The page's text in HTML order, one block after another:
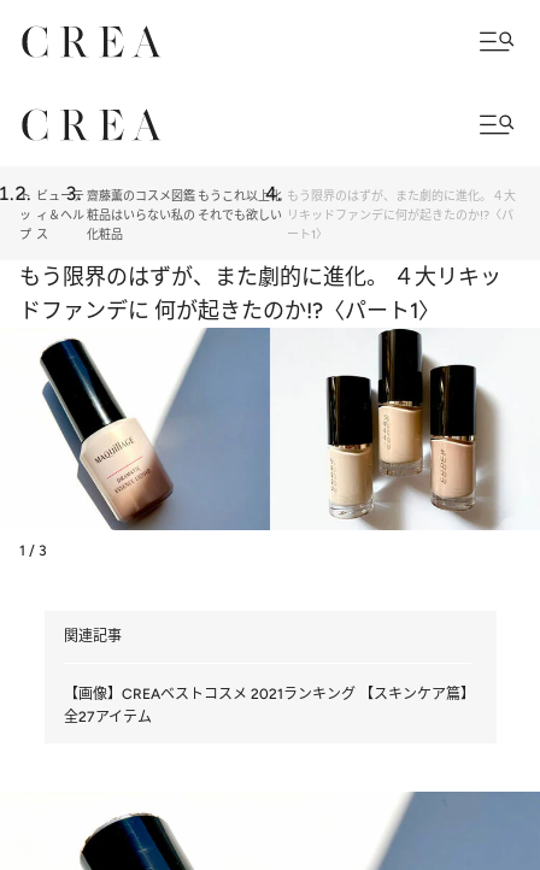
ト
ッ
プ
ビューテ
ィ＆ヘル
ス
齋藤薫のコスメ図鑑 もうこれ以上化
粧品はいらない私の それでも欲しい
化粧品
もう限界のはずが、また劇的に進化。４大
リキッドファンデに何が起きたのか!?〈パ
ート1〉
もう限界のはずが、また劇的に進化。 ４大リキッ
ドファンデに 何が起きたのか!?〈パート1〉
1 / 3
関連記事
【画像】CREAベストコスメ 2021ランキング 【スキンケア篇】
全27アイテム